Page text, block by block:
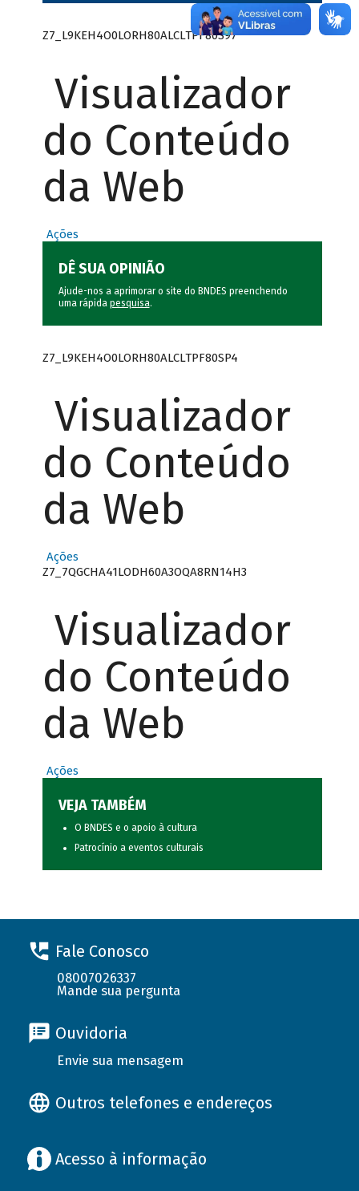
Z7_L9KEH4O0LORH80ALCLTPF80S97
Visualizador
do Conteúdo
da Web
Ações
DÊ SUA OPINIÃO
Ajude-nos a aprimorar o site do BNDES preenchendo
uma rápida pesquisa.
Z7_L9KEH4O0LORH80ALCLTPF80SP4
Visualizador
do Conteúdo
da Web
Ações
Z7_7QGCHA41LODH60A3OQA8RN14H3
Visualizador
do Conteúdo
da Web
Ações
VEJA TAMBÉM
O BNDES e o apoio à cultura
Patrocínio a eventos culturais
Fale Conosco
08007026337
Mande sua pergunta
Ouvidoria
Envie sua mensagem
Outros telefones e endereços
Acesso à informação